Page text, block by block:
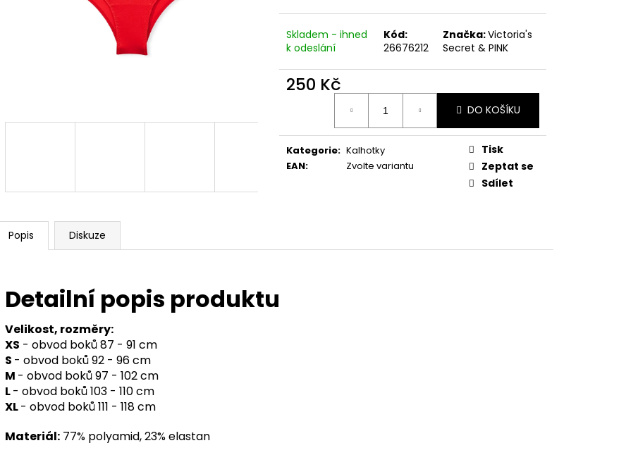
Skladem - ihned
k odeslání
Kód:
26676212
Značka:Victoria's
Secret & PINK
250 Kč
DO KOŠÍKU
Kategorie: Kalhotky
EAN: Zvolte variantu
Tisk
Zeptat se
Sdílet
Popis Diskuze
Detailní popis produktu
Velikost, rozměry:
XS - obvod boků 87 - 91 cm
S - obvod boků 92 - 96 cm
M - obvod boků 97 - 102 cm
L- obvod boků 103 - 110 cm
XL- obvod boků 111 - 118 cm
Materiál: 77% polyamid, 23% elastan